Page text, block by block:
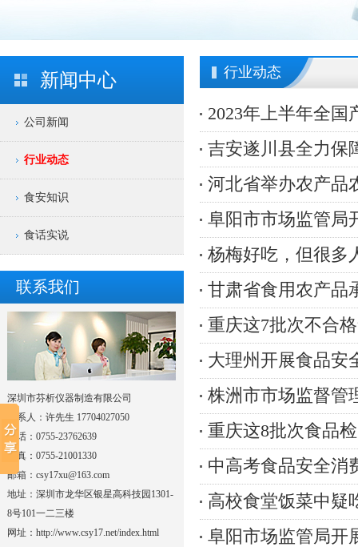
新闻中心
公司新闻
行业动态
食安知识
食话实说
联系我们
深圳市芬析仪器制造有限公司
联系人：许先生 17704027050
电话：0755-23762639
传真：0755-21001330
邮箱：csy17xu@163.com
地址：深圳市龙华区银星高科技园1301-
8号101一二三楼
网址：http://www.csy17.net/index.html
行业动态
2023年上半年全国
吉安遂川县全力保
河北省举办农产品
阜阳市市场监管局
杨梅好吃，但很多
甘肃省食用农产品
重庆这7批次不合
大理州开展食品安
株洲市市场监督管
重庆这8批次食品
中高考食品安全消
高校食堂饭菜中疑
阜阳市场监管局开